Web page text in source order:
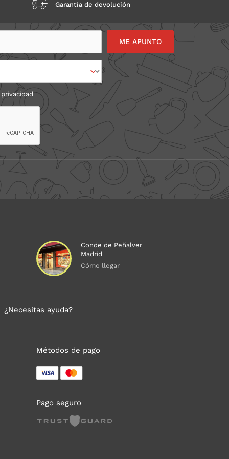
Garantía de devolución
Conde de Peñalver
Madrid
Cómo llegar
¿Necesitas ayuda?
Métodos de pago
Pago seguro